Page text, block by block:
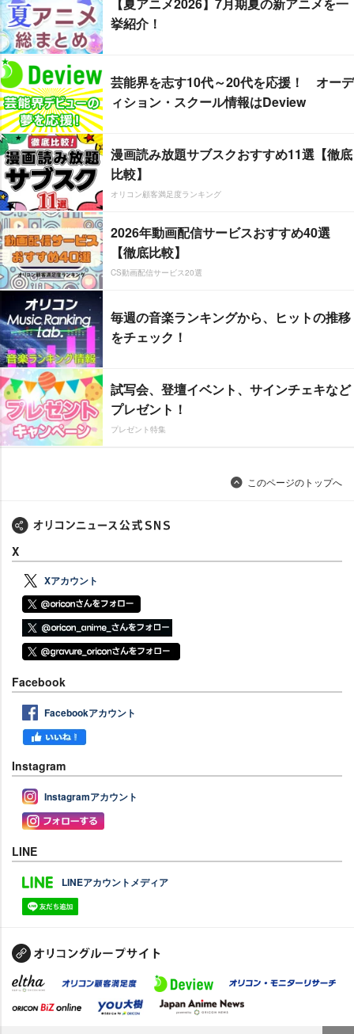
挙紹介！
芸能界を志す10代～20代を応援！ オーデ
ィション・スクール情報はDeview
漫画読み放題サブスクおすすめ11選【徹底
比較】
オリコン顧客満足度ランキング
2026年動画配信サービスおすすめ40選
【徹底比較】
CS動画配信サービス20選
毎週の音楽ランキングから、ヒットの推移
をチェック！
試写会、登壇イベント、サインチェキなど
プレゼント！
プレゼント特集
このページのトップへ
X
Xアカウント
Facebook
Facebookアカウント
Instagram
Instagramアカウント
LINE
LINEアカウントメディア